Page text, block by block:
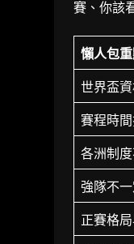
賽、你該
懶人包
世界盃
賽程時
各洲制度
強隊不
正賽格